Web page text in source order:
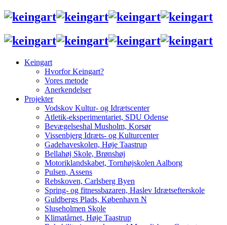
Keingart
Hvorfor Keingart?
Vores metode
Anerkendelser
Projekter
Vodskov Kultur- og Idrætscenter
Atletik-eksperimentariet, SDU Odense
Bevægelseshal Musholm, Korsør
Vissenbjerg Idræts- og Kulturcenter
Gadehaveskolen, Høje Taastrup
Bellahøj Skole, Brønshøj
Motoriklandskabet, Tornhøjskolen Aalborg
Pulsen, Assens
Rebskoven, Carlsberg Byen
Spring- og fitnessbazaren, Haslev Idrætsefterskole
Guldbergs Plads, København N
Sluseholmen Skole
Klimatårnet, Høje Taastrup